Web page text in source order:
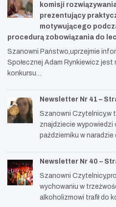
komisji
prezentujący
motywującego
procedurą zobowiązania do
Szanowni Państwo,uprzejmie
Społecznej Adam Rynkiewicz jest
konkursu…
Newsletter Nr 41 –
Szanowni Czytelnicy,w
znajdziecie wypowiedzi
październiku w
Newsletter Nr 40 –
Szanowni
wychowaniu w
alkoholizmowi trafił do